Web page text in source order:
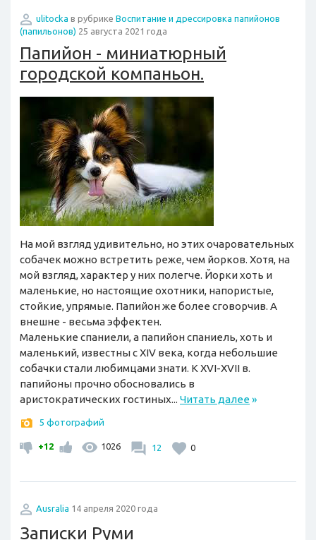
ulitocka в рубрике Воспитание и дрессировка папийонов
(папильонов) 25 августа 2021 года
Папийон - миниатюрный
городской компаньон.
На мой взгляд удивительно, но этих очаровательных
собачек можно встретить реже, чем йорков. Хотя, на
мой взгляд, характер у них полегче. Йорки хоть и
маленькие, но настоящие охотники, напористые,
стойкие, упрямые. Папийон же более сговорчив. А
внешне - весьма эффектен.
Маленькие спаниели, а папийон спаниель, хоть и
маленький, известны с XIV века, когда небольшие
собачки стали любимцами знати. К XVI-XVII в.
папийоны прочно обосновались в
аристократических гостиных... Читать далее»
5 фотографий
+12 1026 12 0
Ausralia 14 апреля 2020 года
Записки Руми